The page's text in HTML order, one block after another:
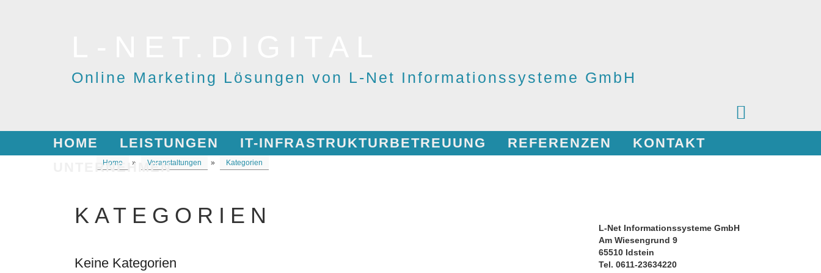
Online Marketing Lösungen von L-Net Informationssysteme GmbH
HOME LEISTUNGEN IT-INFRASTRUKTURBETREUUNG REFERENZEN
KONTAKT
UNTERNEHMEN
Home » Veranstaltungen » Kategorien
KATEGORIEN
Keine Kategorien
L-Net Informationssysteme GmbH
Am Wiesengrund 9
65510 Idstein
Tel. 0611-23634220